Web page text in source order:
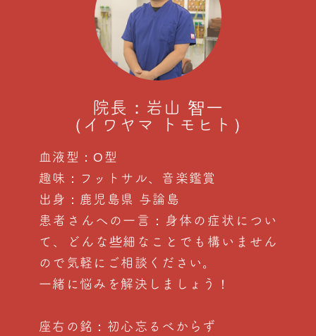
院長：岩山 智一
（イワヤマ トモヒト）
血液型：O型
趣味：フットサル、音楽鑑賞
出身：鹿児島県 与論島
患者さんへの一言：身体の症状につい
て、どんな些細なことでも構いません
ので気軽にご相談ください。
一緒に悩みを解決しましょう！
座右の銘：初心忘るべからず